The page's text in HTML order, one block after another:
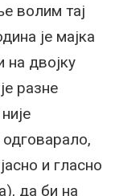
волим тај
је мајка
на двојку
разне
одговарало,
и гласно
да би на